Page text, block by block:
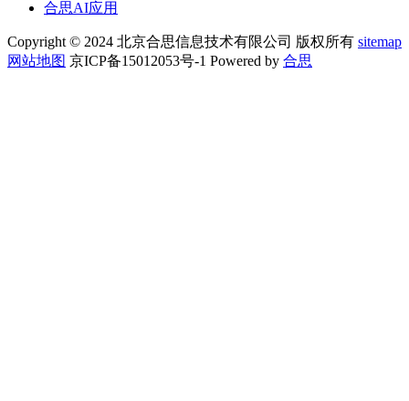
合思AI应用
Copyright © 2024 北京合思信息技术有限公司 版权所有 sitemap
网站地图 京ICP备15012053号-1 Powered by 合思